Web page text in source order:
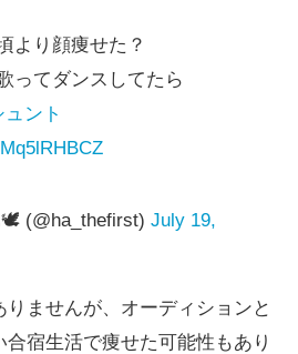
より顔痩せた？
ってダンスしてたら
ュント
(@ha_thefirst) July 19,
ませんが、オーディションと
宿生活で痩せた可能性もあり